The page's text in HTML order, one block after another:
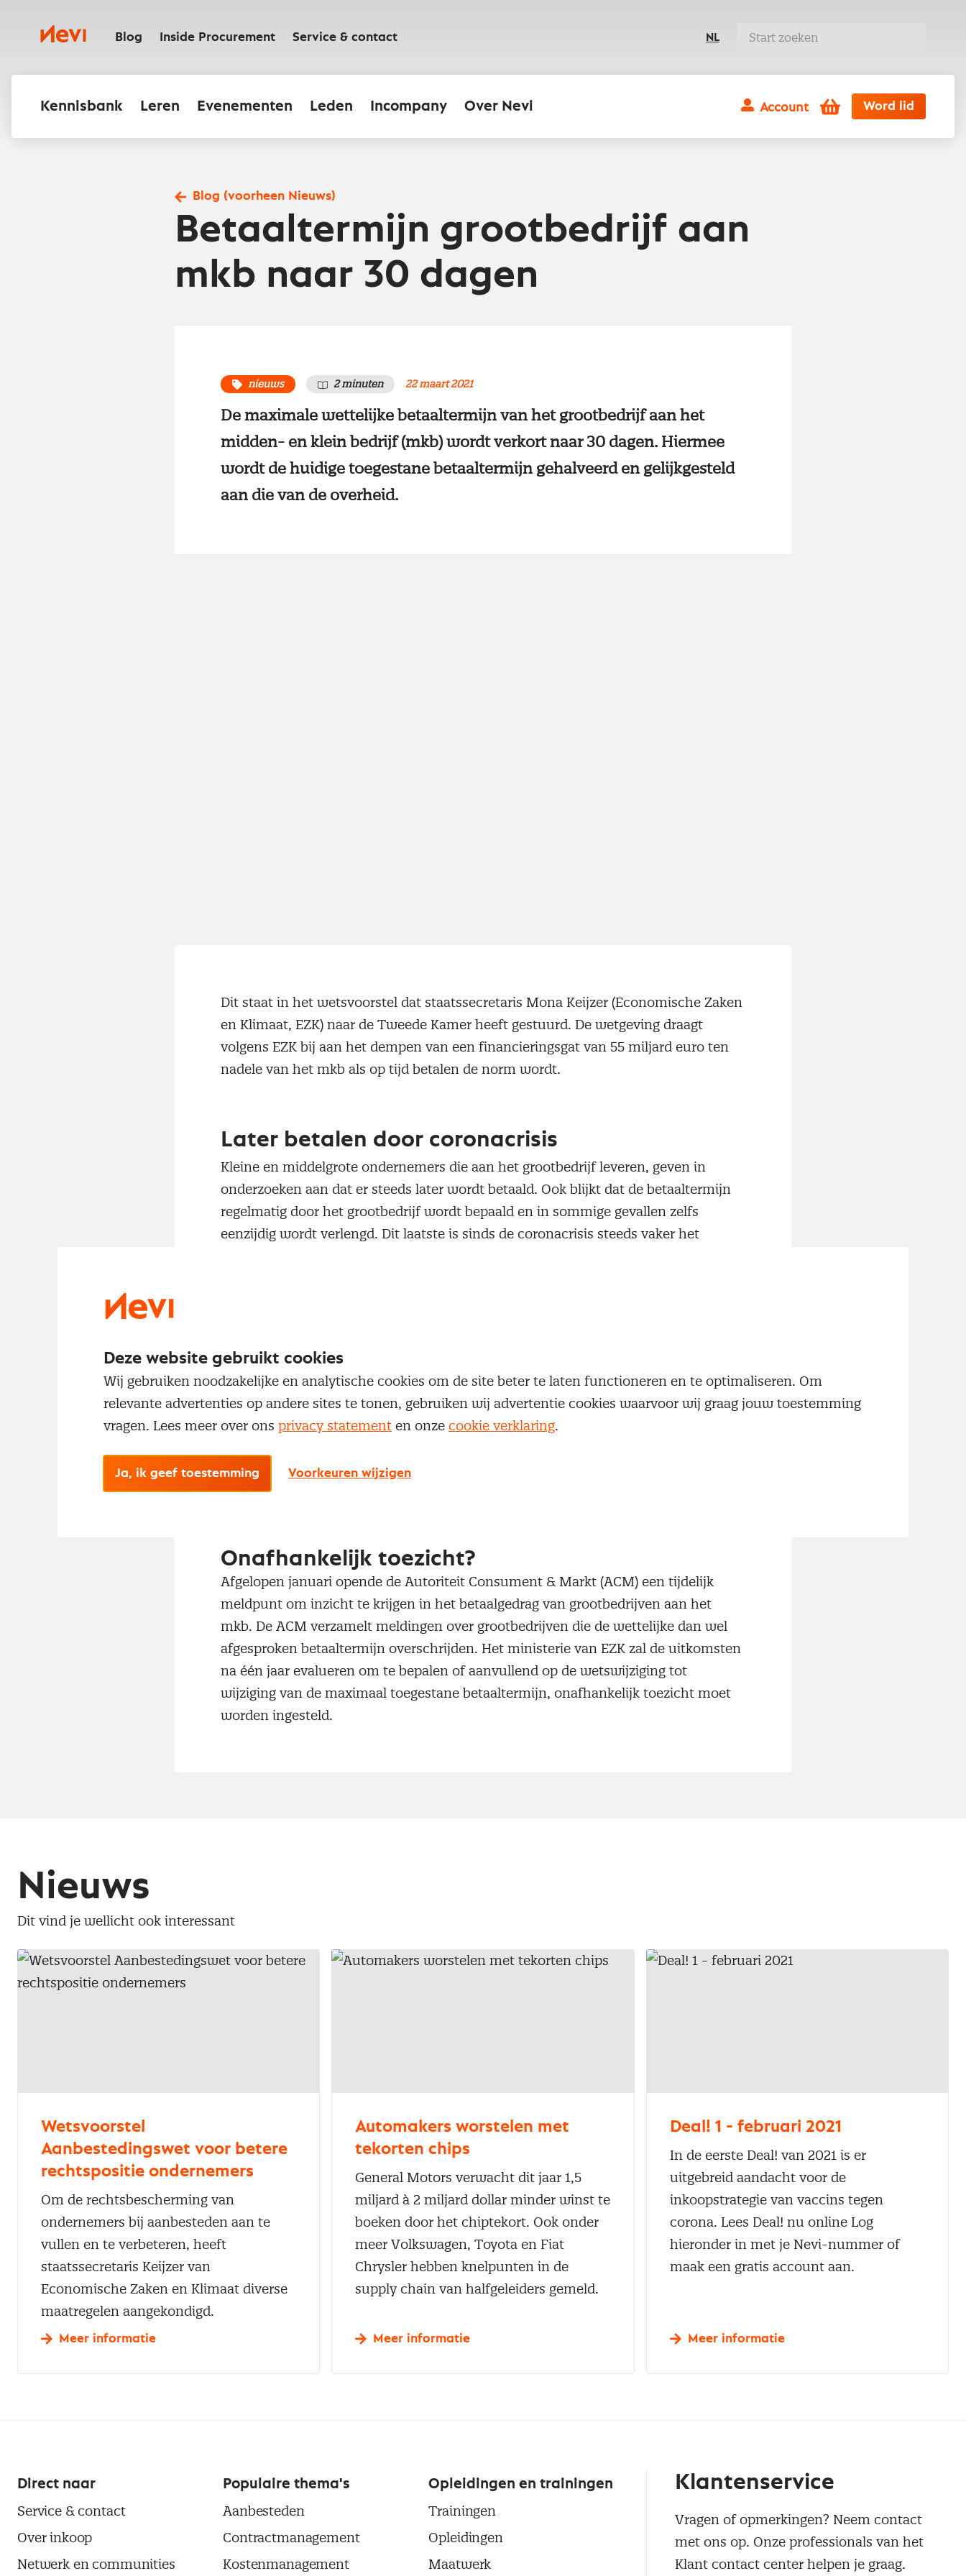
inhoudNevi Blog Inside Procurement Service & contact NL
Kennisbank Leren Evenementen Leden Incompany Over Nevi Account Winkelwagen
Word lid
Blog (voorheen Nieuws)
Betaaltermijn grootbedrijf aan
mkb naar 30 dagen
nieuws 2 minuten 22 maart 2021
De maximale wettelijke betaaltermijn van het grootbedrijf aan het
midden- en klein bedrijf (mkb) wordt verkort naar 30 dagen. Hiermee
wordt de huidige toegestane betaaltermijn gehalveerd en gelijkgesteld
aan die van de overheid.
Dit staat in het wetsvoorstel dat staatssecretaris Mona Keijzer (Economische Zaken
en Klimaat, EZK) naar de Tweede Kamer heeft gestuurd. De wetgeving draagt
volgens EZK bij aan het dempen van een financieringsgat van 55 miljard euro ten
nadele van het mkb als op tijd betalen de norm wordt.
Later betalen door coronacrisis
Kleine en middelgrote ondernemers die aan het grootbedrijf leveren, geven in
onderzoeken aan dat er steeds later wordt betaald. Ook blijkt dat de betaaltermijn
regelmatig door het grootbedrijf wordt bepaald en in sommige gevallen zelfs
eenzijdig wordt verlengd. Dit laatste is sinds de coronacrisis steeds vaker het
Financieringstekort van 55 miljard
Een tekort aan werkkapitaal is een van de grootste aanleidingen voor
financieringsbehoefte in het mkb. Dit tekort is goed voor 21% van de
financieringsbehoefte, zo blijkt uit de ‘Financieringsmonitor 2019’ van het Centraal
werkkapitaal ook nog eens tot de minst kansrijke aanvragen. De CBS-cijfers tonen
aan dat een financieringsgat van 55 miljard euro ten nadele van het mkb, kan
Onafhankelijk toezicht?
Afgelopen januari opende de Autoriteit Consument & Markt (ACM) een tijdelijk
meldpunt om inzicht te krijgen in het betaalgedrag van grootbedrijven aan het
mkb. De ACM verzamelt meldingen over grootbedrijven die de wettelijke dan wel
afgesproken betaaltermijn overschrijden. Het ministerie van EZK zal de uitkomsten
na één jaar evalueren om te bepalen of aanvullend op de wetswijziging tot
wijziging van de maximaal toegestane betaaltermijn, onafhankelijk toezicht moet
worden ingesteld.
Nieuws
Dit vind je wellicht ook interessant
Wetsvoorstel
Aanbestedingswet voor betere
rechtspositie ondernemers
Om de rechtsbescherming van
ondernemers bij aanbesteden aan te
vullen en te verbeteren, heeft
staatssecretaris Keijzer van
Economische Zaken en Klimaat diverse
maatregelen aangekondigd.
Meer informatie
Automakers worstelen met
tekorten chips
General Motors verwacht dit jaar 1,5
miljard à 2 miljard dollar minder winst te
boeken door het chiptekort. Ook onder
meer Volkswagen, Toyota en Fiat
Chrysler hebben knelpunten in de
supply chain van halfgeleiders gemeld.
Meer informatie
Deal! 1 - februari 2021
In de eerste Deal! van 2021 is er
uitgebreid aandacht voor de
inkoopstrategie van vaccins tegen
corona. Lees Deal! nu online Log
hieronder in met je Nevi-nummer of
maak een gratis account aan.
Meer informatie
Direct naar
Service & contact
Over inkoop
Netwerk en communities
Populaire thema's
Aanbesteden
Contractmanagement
Kostenmanagement
Opleidingen en trainingen
Trainingen
Opleidingen
Maatwerk
Klantenservice
Vragen of opmerkingen? Neem contact
met ons op. Onze professionals van het
Klant contact center helpen je graag.
Deze website gebruikt cookies
Wij gebruiken noodzakelijke en analytische cookies om de site beter te laten functioneren en te optimaliseren. Om
relevante advertenties op andere sites te tonen, gebruiken wij advertentie cookies waarvoor wij graag jouw toestemming
vragen. Lees meer over ons privacy statement en onze cookie verklaring.
Ja, ik geef toestemming Voorkeuren wijzigen